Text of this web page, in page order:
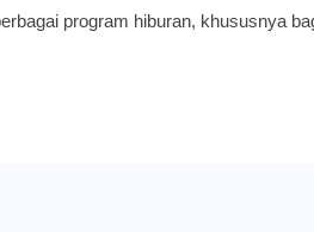
program hiburan, khususnya